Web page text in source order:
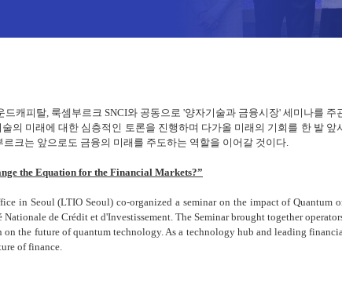
캐피탈, 룩셈부르크 SNCI와 공동으로 '양자기술과 금융시장' 세미나를 주
의 미래에 대한 심층적인 토론을 진행하며 다가올 미래의 기회를 한 발 앞
크는 앞으로도 금융의 미래를 주도하는 역할을 이어갈 것이다.
the Equation for the Financial Markets?”
in Seoul (LTIO Seoul) co-organized a seminar on the impact of Quantum
de Crédit et d'Investissement. The Seminar brought together
the future of quantum technology. As a technology hub and leading
of finance.